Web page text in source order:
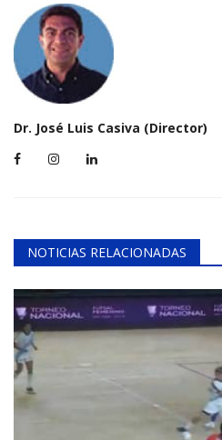
Dr. José Luis Casiva (Director)
NOTICIAS RELACIONADAS